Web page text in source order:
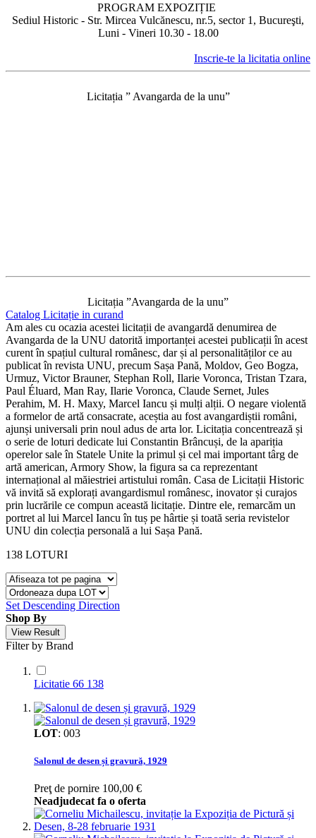
PROGRAM EXPOZIȚIE
Sediul Historic - Str. Mircea Vulcănescu, nr.5, sector 1, Bucureşti,
Luni - Vineri 10.30 - 18.00
Inscrie-te la licitatia online
Licitația ” Avangarda de la unu”
Licitația ”Avangarda de la unu”
Catalog Licitație in curand
Am ales cu ocazia acestei licitații de avangardă denumirea de
Avangarda de la UNU datorită importanței acestei publicații în acest
curent în spațiul cultural românesc, dar și al personalităților ce au
publicat în revista UNU, precum Sașa Pană, Moldov, Geo Bogza,
Urmuz, Victor Brauner, Stephan Roll, Ilarie Voronca, Tristan Tzara,
Paul Éluard, Man Ray, Ilarie Voronca, Claude Sernet, Jules
Perahim, M. H. Maxy, Marcel Iancu și mulți alții. O negare violentă
a formelor de artă consacrate, aceștia au fost avangardiștii români,
ajunși universali prin noul adus de arta lor. Licitația concentrează și
o serie de loturi dedicate lui Constantin Brâncuși, de la apariția
operelor sale în Statele Unite la primul și cel mai important târg de
artă american, Armory Show, la figura sa ca reprezentant
internațional al măiestriei artistului român. Casa de Licitații Historic
vă invită să explorați avangardismul românesc, inovator și curajos
prin lucrările ce compun această licitație. Dintre ele, remarcăm un
portret al lui Marcel Iancu în tuș pe hârtie și toată seria revistelor
UNU din colecția personală a lui Sașa Pană.
138 LOTURI
Set Descending Direction
Shop By
View Result
Filter by Brand
Licitatie 66 138
LOT: 003
Salonul de desen și gravură, 1929
Preţ de pornire 100,00 €
Neadjudecat fa o oferta